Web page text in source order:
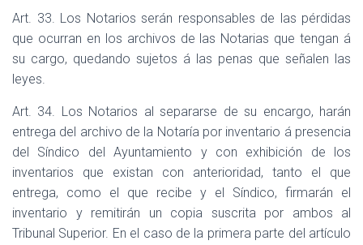
Art. 33. Los Notarios serán responsables de las pérdidas
que ocurran en los archivos de las Notarias que tengan á
su cargo, quedando sujetos á las penas que señalen las
leyes.
Art. 34. Los Notarios al separarse de su encargo, harán
entrega del archivo de la Notaría por inventario á presencia
del Síndico del Ayuntamiento y con exhibición de los
inventarios que existan con anterioridad, tanto el que
entrega, como el que recibe y el Síndico, firmarán el
inventario y remitirán un copia suscrita por ambos al
Tribunal Superior. En el caso de la primera parte del artículo